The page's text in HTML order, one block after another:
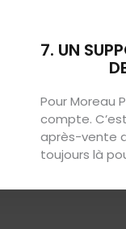
7. UN
Pour Moreau
compte.
après-vente
toujours là